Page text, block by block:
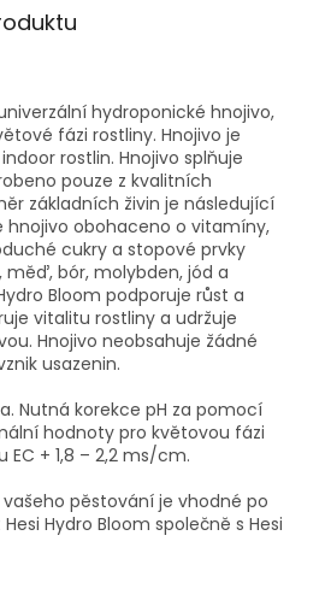
hydroponické hnojivo,
fázi rostliny. Hnojivo je
rostlin. Hnojivo splňuje
pouze z kvalitních
základních živin je následující
hnojivo obohaceno o vitamíny,
cukry a stopové prvky
měď, bór, molybden, jód a
Bloom podporuje růst a
vitalitu rostliny a udržuje
Hnojivo neobsahuje žádné
usazenin.
Nutná korekce pH za pomocí
hodnoty pro květovou fázi
EC + 1,8 – 2,2 ms/cm.
vašeho pěstování je vhodné po
Hydro Bloom společně s Hesi